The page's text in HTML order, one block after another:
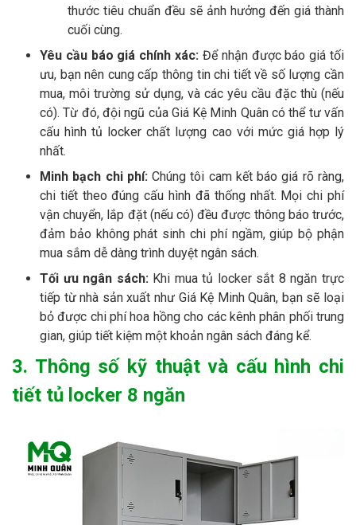
thước tiêu chuẩn đều sẽ ảnh hưởng đến giá thành
cuối cùng.
Yêu cầu báo giá chính xác: Để nhận được báo giá tối
ưu, bạn nên cung cấp thông tin chi tiết về số lượng cần
mua, môi trường sử dụng, và các yêu cầu đặc thù (nếu
có). Từ đó, đội ngũ của Giá Kệ Minh Quân có thể tư vấn
cấu hình tủ locker chất lượng cao với mức giá hợp lý
nhất.
Minh bạch chi phí: Chúng tôi cam kết báo giá rõ ràng,
chi tiết theo đúng cấu hình đã thống nhất. Mọi chi phí
vận chuyển, lắp đặt (nếu có) đều được thông báo trước,
đảm bảo không phát sinh chi phí ngầm, giúp bộ phận
mua sắm dễ dàng trình duyệt ngân sách.
Tối ưu ngân sách: Khi mua tủ locker sắt 8 ngăn trực
tiếp từ nhà sản xuất như Giá Kệ Minh Quân, bạn sẽ loại
bỏ được chi phí hoa hồng cho các kênh phân phối trung
gian, giúp tiết kiệm một khoản ngân sách đáng kể.
3. Thông số kỹ thuật và cấu hình chi
tiết tủ locker 8 ngăn